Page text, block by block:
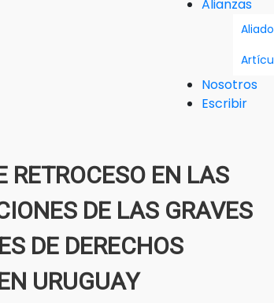
Alianzas
Nosotros
Escribir
RETROCESO EN LAS
DE LAS GRAVES
DE DERECHOS
URUGUAY